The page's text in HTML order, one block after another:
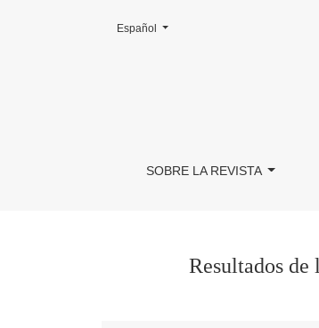
Buscar
SOBRE LA REVISTA
Cambiar el idioma. El actual es:
Español
Resultados de